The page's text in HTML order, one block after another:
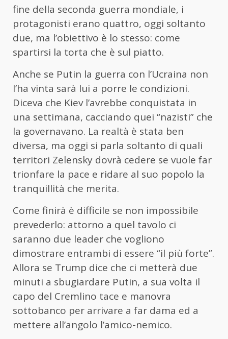
fine della seconda guerra mondiale, i
protagonisti erano quattro, oggi soltanto
due, ma l’obiettivo è lo stesso: come
spartirsi la torta che è sul piatto.
Anche se Putin la guerra con l’Ucraina non
l’ha vinta sarà lui a porre le condizioni.
Diceva che Kiev l’avrebbe conquistata in
una settimana, cacciando quei “nazisti” che
la governavano. La realtà è stata ben
diversa, ma oggi si parla soltanto di quali
territori Zelensky dovrà cedere se vuole far
trionfare la pace e ridare al suo popolo la
tranquillità che merita.
Come finirà è difficile se non impossibile
prevederlo: attorno a quel tavolo ci
saranno due leader che vogliono
dimostrare entrambi di essere “il più forte”.
Allora se Trump dice che ci metterà due
minuti a sbugiardare Putin, a sua volta il
capo del Cremlino tace e manovra
sottobanco per arrivare a far dama ed a
mettere all’angolo l’amico-nemico.